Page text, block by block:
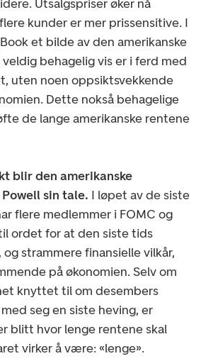
Utsalgspriser øker nå
kunder er mer prissensitive. I
et bilde av den amerikanske
behagelig vis er i ferd med
uten noen oppsiktsvekkende
Dette nokså behagelige
de lange amerikanske rentene
blir den amerikanske
sin tale. I løpet av de siste
flere medlemmer i FOMC og
ordet for at den siste tids
strammere finansielle vilkår,
på økonomien. Selv om
knyttet til om desembers
seg en siste heving, er
blitt hvor lenge rentene skal
virker å være: «lenge».